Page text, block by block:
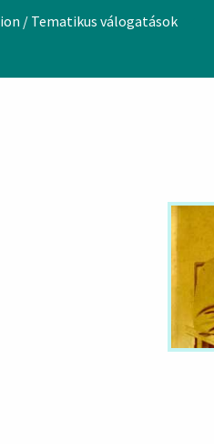
/ Tematikus válogatások